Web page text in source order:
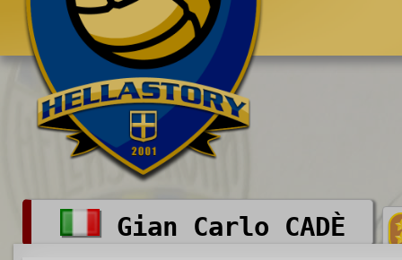
Benvenuti su HELLASTORY.net
Gian Carlo CADÈ